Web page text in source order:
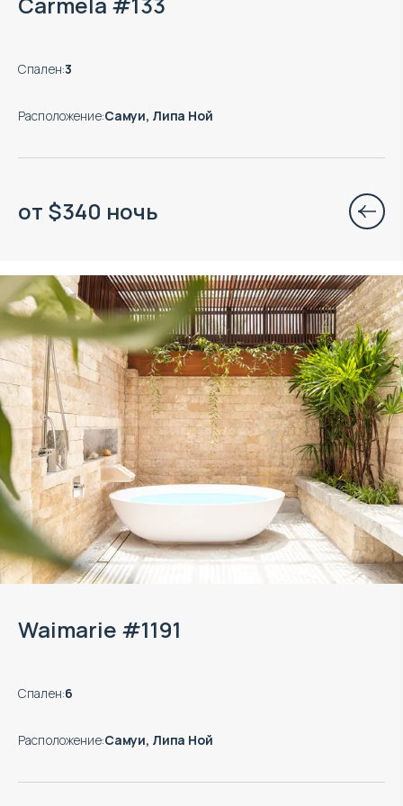
Waimarie #1191
Спален:6
Расположение:Самуи, Липа Ной
Спален:3
Расположение:Самуи, Липа Ной
от $340 ночь